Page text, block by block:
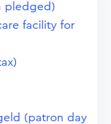
pledged)
facility for
(patron day